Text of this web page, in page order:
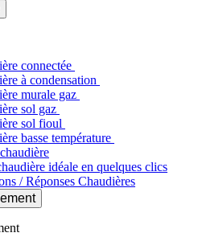
connectée
à condensation
murale gaz
sol gaz
sol fioul
basse température
idéale en quelques clics
/ Réponses Chaudières